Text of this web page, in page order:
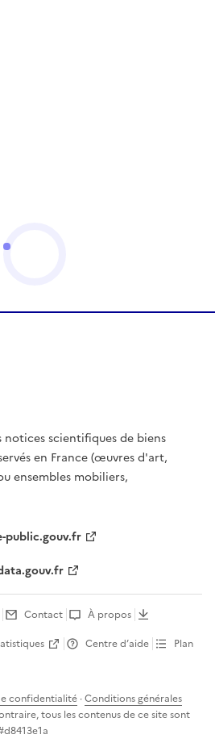
notices scientifiques de biens
en France (œuvres d'art,
ensembles mobiliers,
public.gouv.fr
Contact
À propos
Centre d’aide
Plan
confidentialité ·Conditions générales
tous les contenus de ce site sont
d8413e1a